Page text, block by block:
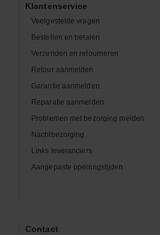
Klantenservice
Veelgestelde vragen
Bestellen en betalen
Verzenden en retourneren
Retour aanmelden
Garantie aanmelden
Reparatie aanmelden
Problemen met bezorging melden
Nachtbezorging
Links leveranciers
Aangepaste openingstijden
Contact